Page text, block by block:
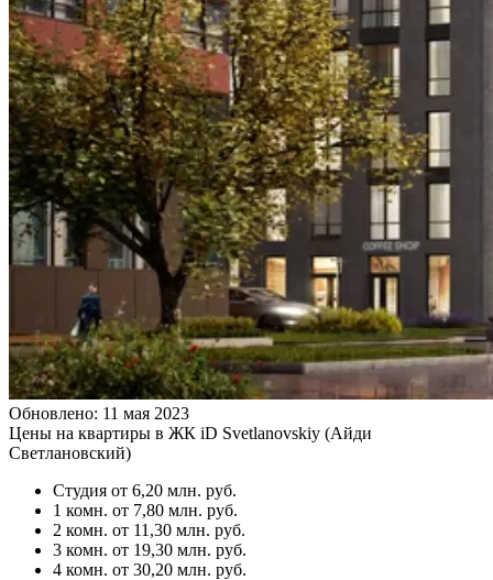
Обновлено: 11 мая 2023
Цены на квартиры в ЖК iD Svetlanovskiy (Айди
Светлановский)
Студия от 6,20 млн. руб.
1 комн. от 7,80 млн. руб.
2 комн. от 11,30 млн. руб.
3 комн. от 19,30 млн. руб.
4 комн. от 30,20 млн. руб.